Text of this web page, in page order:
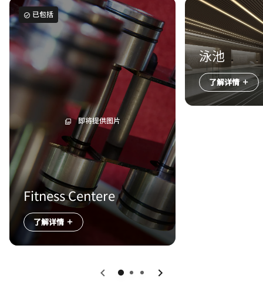
即将提供图片
已包括
Fitness Centere
了解详情
泳池
了解详情
上一页 下一页